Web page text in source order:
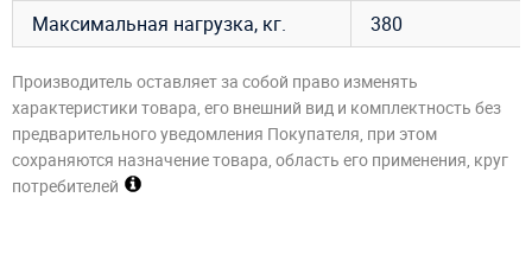
Максимальная нагрузка, кг.
380
Производитель оставляет за собой право изменять
характеристики товара, его внешний вид и комплектность без
предварительного уведомления Покупателя, при этом
сохраняются назначение товара, область его применения, круг
потребителей